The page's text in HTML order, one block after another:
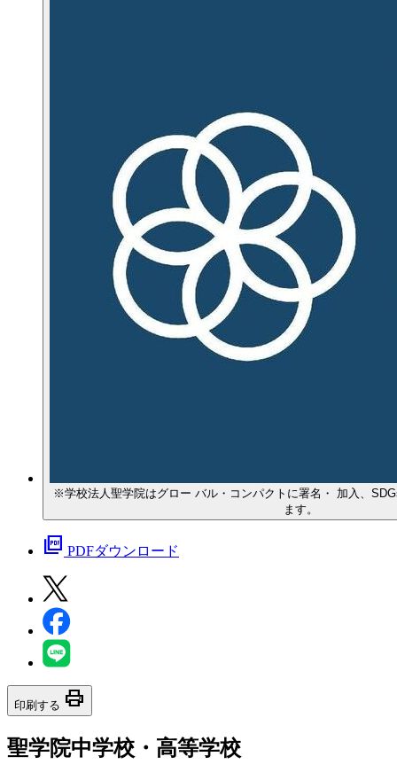
※学校法⼈聖学院はグロー バル・コンパクトに署名・ 加⼊、
ます。
picture_as_pdf PDFダウンロード
印刷する print
聖学院中学校・高等学校